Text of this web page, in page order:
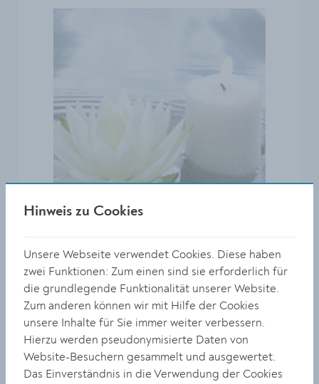
Aufrichtige Anteilnahme Brigitte u.
Wolfgang Lochner
Hinweis zu Cookies
Unsere Webseite verwendet Cookies. Diese haben
zwei Funktionen: Zum einen sind sie erforderlich für
die grundlegende Funktionalität unserer Website.
Zum anderen können wir mit Hilfe der Cookies
unsere Inhalte für Sie immer weiter verbessern.
Hierzu werden pseudonymisierte Daten von
Website-Besuchern gesammelt und ausgewertet.
Das Einverständnis in die Verwendung der Cookies